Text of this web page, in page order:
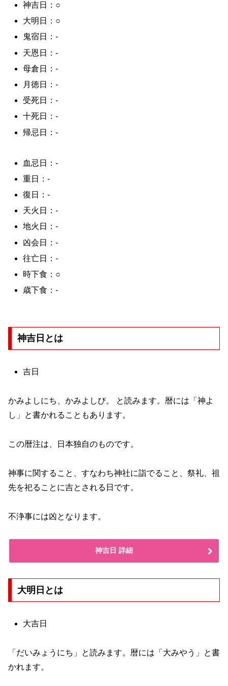
神吉日：○
大明日：○
鬼宿日：-
天恩日：-
母倉日：-
月徳日：-
受死日：-
十死日：-
帰忌日：-
血忌日：-
重日：-
復日：-
天火日：-
地火日：-
凶会日：-
往亡日：-
時下食：○
歳下食：-
神吉日とは
吉日
かみよしにち、かみよしび。 と読みます。暦には「神よ
し」と書かれることもあります。
この暦注は、日本独自のものです。
神事に関すること、すなわち神社に詣でること、祭礼、祖
先を祀ることに吉とされる日です。
不浄事には凶となります。
神吉日 詳細
大明日とは
大吉日
「だいみょうにち」と読みます。暦には「大みやう」と書
かれます。